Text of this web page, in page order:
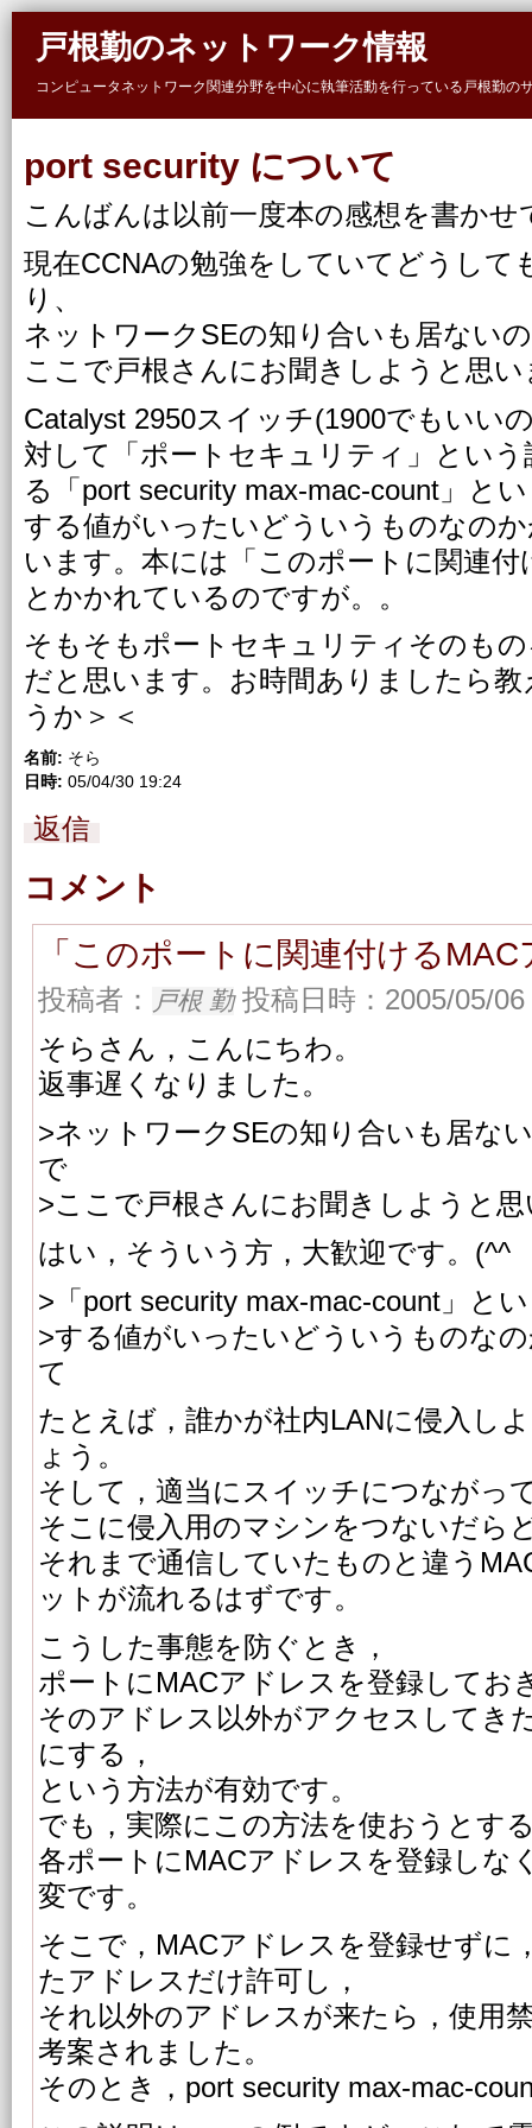
戸根勤のネットワーク情報
コンピュータネットワーク関連分野を中心に執筆活動を行っている戸根勤
port security について
こんばんは以前一度本の感想を書か
現在CCNAの勉強をしていてどうして
り、
ネットワークSEの知り合いも居ない
ここで戸根さんにお聞きしようと思
Catalyst 2950スイッチ(1900でもいい
対して「ポートセキュリティ」とい
る「port security max-mac-count」と
する値がいったいどういうものなの
います。本には「このポートに関連
とかかれているのですが。。
そもそもポートセキュリティそのも
だと思います。お時間ありましたら
うか＞＜
名前: そら
日時: 05/04/30 19:24
返信
コメント
「このポートに関連付ける
投稿者： 戸根 勤投稿日時：2005/05/06
そらさん，こんにちわ。
返事遅くなりました。
>ネットワークSEの知り合いも居な
で
>ここで戸根さんにお聞きしようと
はい，そういう方，大歓迎です。(^^
>「port security max-mac-count」と
>する値がいったいどういうものな
て
たとえば，誰かが社内LANに侵入し
ょう。
そして，適当にスイッチにつながっ
そこに侵入用のマシンをつないだら
それまで通信していたものと違う
ットが流れるはずです。
こうした事態を防ぐとき，
ポートにMACアドレスを登録してお
そのアドレス以外がアクセスしてき
にする，
という方法が有効です。
でも，実際にこの方法を使おうとす
各ポートにMACアドレスを登録しな
変です。
そこで，MACアドレスを登録せずに
たアドレスだけ許可し，
それ以外のアドレスが来たら，使用
考案されました。
そのとき，port security max-mac-